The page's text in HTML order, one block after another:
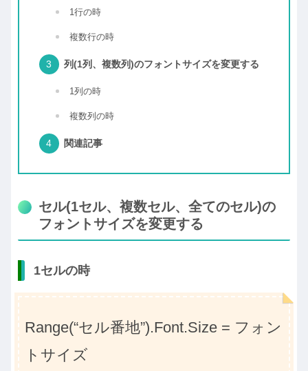
1行の時
複数行の時
列(1列、複数列)のフォントサイズを変更する
1列の時
複数列の時
関連記事
セル(1セル、複数セル、全てのセル)の
フォントサイズを変更する
1セルの時
Range(“セル番地”).Font.Size = フォン
トサイズ